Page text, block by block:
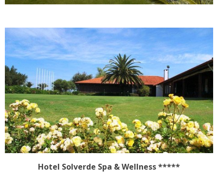
Hotel Solverde Spa & Wellness *****